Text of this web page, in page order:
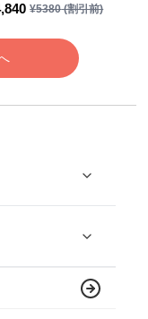
¥5380(割引前)